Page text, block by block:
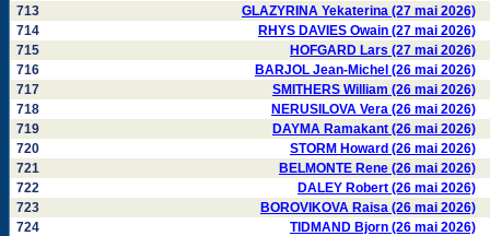
713
GLAZYRINA Yekaterina (27 mai 2026)
714
RHYS DAVIES Owain (27 mai 2026)
715
HOFGARD Lars (27 mai 2026)
716
BARJOL Jean-Michel (26 mai 2026)
717
SMITHERS William (26 mai 2026)
718
NERUSILOVA Vera (26 mai 2026)
719
DAYMA Ramakant (26 mai 2026)
720
STORM Howard (26 mai 2026)
721
BELMONTE Rene (26 mai 2026)
722
DALEY Robert (26 mai 2026)
723
BOROVIKOVA Raisa (26 mai 2026)
724
TIDMAND Bjorn (26 mai 2026)